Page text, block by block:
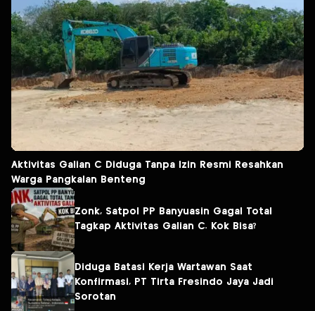
Aktivitas Galian C Diduga Tanpa Izin Resmi Resahkan
Warga Pangkalan Benteng
Zonk, Satpol PP Banyuasin Gagal Total
Tagkap Aktivitas Galian C. Kok Bisa?
Diduga Batasi Kerja Wartawan Saat
Konfirmasi, PT Tirta Fresindo Jaya Jadi
Sorotan